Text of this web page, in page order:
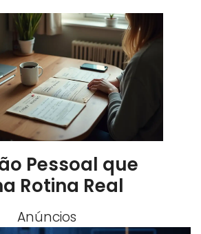
Pessoal que
Rotina Real
Anúncios